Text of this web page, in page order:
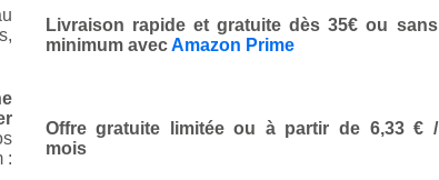
Livraison rapide et gratuite dès 35€ ou sans
minimum avecAmazon Prime
:
Offre gratuite limitée ou à partir de 6,33 € /
mois